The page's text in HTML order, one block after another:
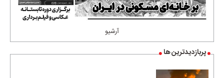
آرشیو
پربازدیدترین ها